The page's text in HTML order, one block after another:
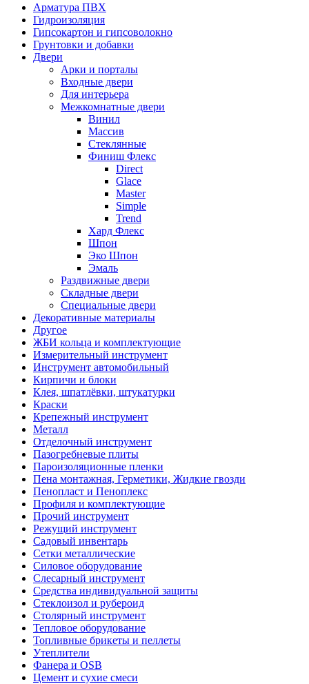
Арматура ПВХ
Гидроизоляция
Гипсокартон и гипсоволокно
Грунтовки и добавки
Двери
Арки и порталы
Входные двери
Для интерьера
Межкомнатные двери
Винил
Массив
Стеклянные
Финиш Флекс
Direct
Glace
Master
Simple
Trend
Хард Флекс
Шпон
Эко Шпон
Эмаль
Раздвижные двери
Складные двери
Специальные двери
Декоративные материалы
Другое
ЖБИ кольца и комплектующие
Измерительный инструмент
Инструмент автомобильный
Кирпичи и блоки
Клея, шпатлёвки, штукатурки
Краски
Крепежный инструмент
Металл
Отделочный инструмент
Пазогребневые плиты
Пароизоляционные пленки
Пена монтажная, Герметики, Жидкие гвозди
Пенопласт и Пеноплекс
Профиля и комплектующие
Прочий инструмент
Режущий инструмент
Садовый инвентарь
Сетки металлические
Силовое оборудование
Слесарный инструмент
Средства индивидуальной защиты
Стеклоизол и рубероид
Столярный инструмент
Тепловое оборудование
Топливные брикеты и пеллеты
Утеплители
Фанера и OSB
Цемент и сухие смеси